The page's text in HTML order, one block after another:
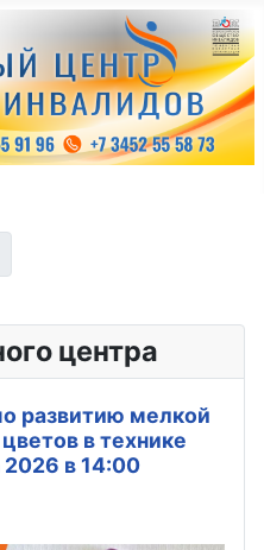
центра
развитию мелкой
в технике
2026 в 14:00